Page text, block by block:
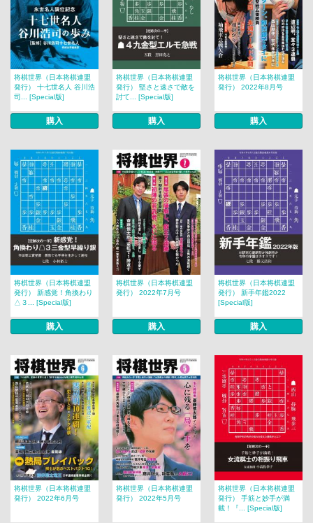
将棋世界（日本将棋連盟
発行） 十七世名人 谷川浩
司... [Special版]
購入
将棋世界（日本将棋連盟
発行） 堅さと速さで敵を
討て... [Special版]
購入
将棋世界（日本将棋連盟
発行） 2022年8月号
購入
将棋世界（日本将棋連盟
発行） 新感覚！角換わり
△３... [Special版]
購入
将棋世界（日本将棋連盟
発行） 2022年7月号
購入
将棋世界（日本将棋連盟
発行） 新手年鑑2022
[Special版]
購入
将棋世界（日本将棋連盟
発行） 2022年6月号
将棋世界（日本将棋連盟
発行） 2022年5月号
将棋世界（日本将棋連盟
発行） 手筋と妙手が満
載！『... [Special版]